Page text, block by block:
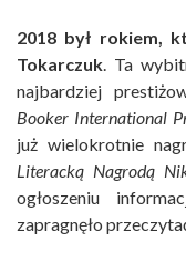
2018 był rokiem,
Tokarczuk. Ta
najbardziej
Booker International
już wielokrotnie
Literacką Nagrodą
ogłoszeniu
zapragnęło